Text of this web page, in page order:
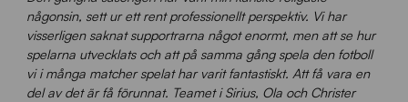
någonsin, sett ur ett rent professionellt perspektiv. Vi har
visserligen saknat supportrarna något enormt, men att se hur
spelarna utvecklats och att på samma gång spela den fotboll
vi i många matcher spelat har varit fantastiskt. Att få vara en
del av det är få förunnat. Teamet i Sirius, Ola och Christer